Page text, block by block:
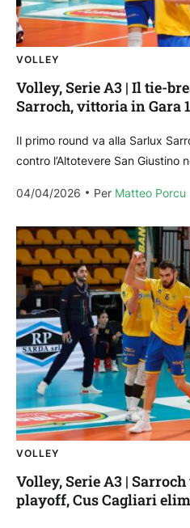
VOLLEY
Volley, Serie A3 | Il tie-
Sarroch, vittoria in Gara
Il primo round va alla Sarlux
contro l’Altotevere San Giustino
04/04/2026
Per Matteo Porcu
VOLLEY
Volley, Serie A3 |
playoff, Cus Cagliari